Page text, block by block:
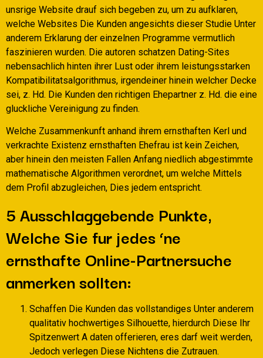
unsrige Website drauf sich begeben zu, um zu aufklaren,
welche Websites Die Kunden angesichts dieser Studie Unter
anderem Erklarung der einzelnen Programme vermutlich
faszinieren wurden. Die autoren schatzen Dating-Sites
nebensachlich hinten ihrer Lust oder ihrem leistungsstarken
Kompatibilitatsalgorithmus, irgendeiner hinein welcher Decke
sei, z. Hd. Die Kunden den richtigen Ehepartner z. Hd. die eine
gluckliche Vereinigung zu finden.
Welche Zusammenkunft anhand ihrem ernsthaften Kerl und
verkrachte Existenz ernsthaften Ehefrau ist kein Zeichen,
aber hinein den meisten Fallen Anfang niedlich abgestimmte
mathematische Algorithmen verordnet, um welche Mittels
dem Profil abzugleichen, Dies jedem entspricht.
5 Ausschlaggebende Punkte,
Welche Sie fur jedes ‘ne
ernsthafte Online-Partnersuche
anmerken sollten:
Schaffen Die Kunden das vollstandiges Unter anderem
qualitativ hochwertiges Silhouette, hierdurch Diese Ihr
Spitzenwert A daten offerieren, eres darf weit werden,
Jedoch verlegen Diese Nichtens die Zutrauen.